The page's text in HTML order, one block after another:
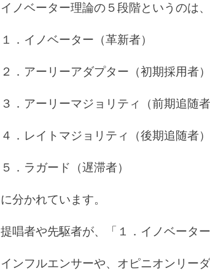
イノベーター理論の５段階というのは
１．イノベーター（革新者）
２．アーリーアダプター（初期採用者）
３．アーリーマジョリティ（前期追随者
４．レイトマジョリティ（後期追随者）
５．ラガード（遅滞者）
に分かれています。
提唱者や先駆者が、「１．イノベーター
インフルエンサーや、オピニオンリー